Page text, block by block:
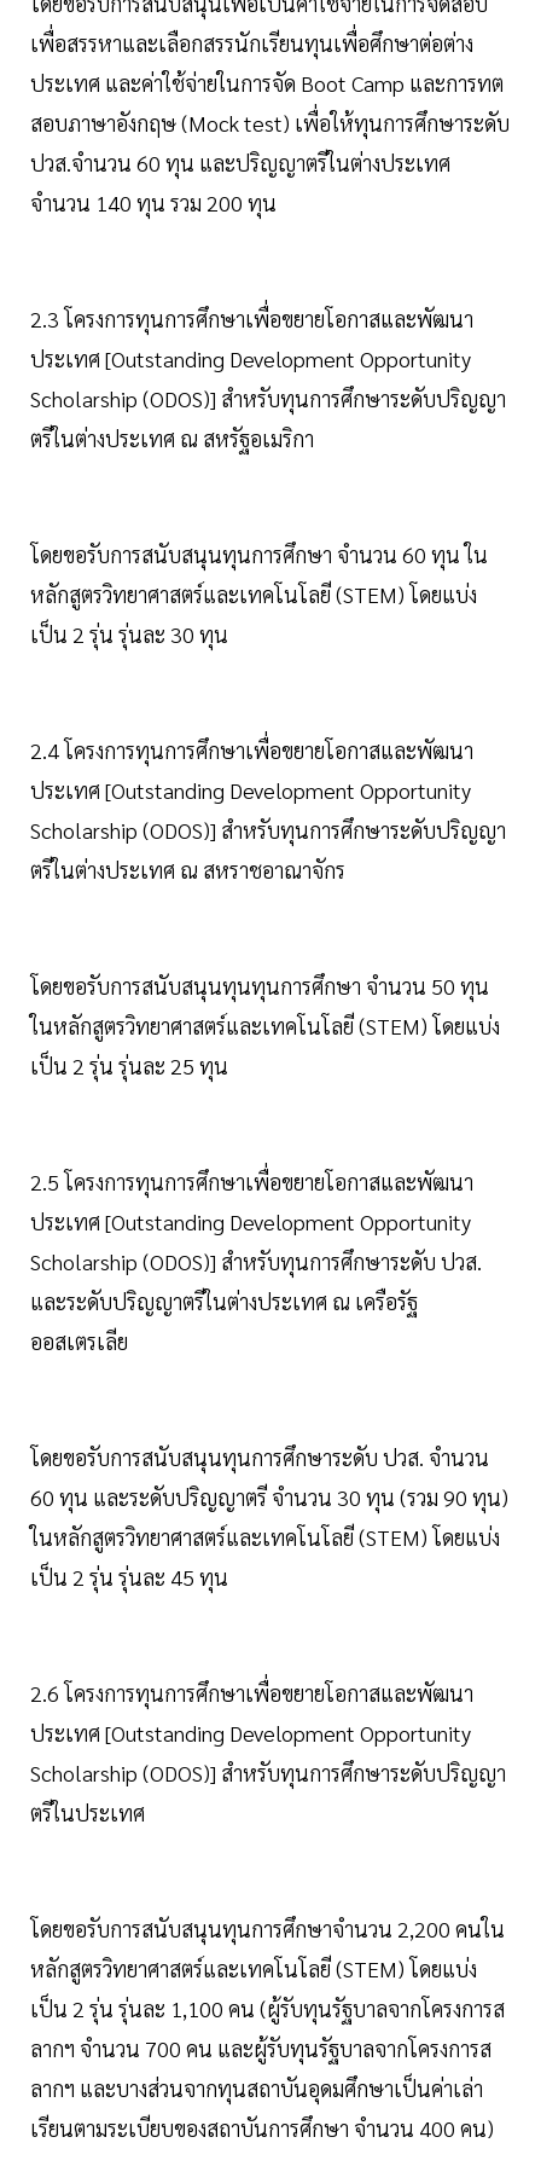
เพื่อสรรหาและเลือกสรรนักเรียนทุนเพื่อศึกษาต่อต่าง
ประเทศ และค่าใช้จ่ายในการจัด Boot Camp และการทต
สอบภาษาอังกฤษ (Mock test) เพื่อให้ทุนการศึกษาระดับ
ปวส.จำนวน 60 ทุน และปริญญาตรีในต่างประเทศ
จำนวน 140 ทุน รวม 200 ทุน
2.3 โครงการทุนการศึกษาเพื่อขยายโอกาสและพัฒนา
ประเทศ [Outstanding Development Opportunity
Scholarship (ODOS)] สำหรับทุนการศึกษาระดับปริญญา
ตรีในต่างประเทศ ณ สหรัฐอเมริกา
โดยขอรับการสนับสนุนทุนการศึกษา จำนวน 60 ทุน ใน
หลักสูตรวิทยาศาสตร์และเทคโนโลยี (STEM) โดยแบ่ง
เป็น 2 รุ่น รุ่นละ 30 ทุน
2.4 โครงการทุนการศึกษาเพื่อขยายโอกาสและพัฒนา
ประเทศ [Outstanding Development Opportunity
Scholarship (ODOS)] สำหรับทุนการศึกษาระดับปริญญา
ตรีในต่างประเทศ ณ สหราชอาณาจักร
โดยขอรับการสนับสนุนทุนทุนการศึกษา จำนวน 50 ทุน
ในหลักสูตรวิทยาศาสตร์และเทคโนโลยี (STEM) โดยแบ่ง
เป็น 2 รุ่น รุ่นละ 25 ทุน
2.5 โครงการทุนการศึกษาเพื่อขยายโอกาสและพัฒนา
ประเทศ [Outstanding Development Opportunity
Scholarship (ODOS)] สำหรับทุนการศึกษาระดับ ปวส.
และระดับปริญญาตรีในต่างประเทศ ณ เครือรัฐ
ออสเตรเลีย
โดยขอรับการสนับสนุนทุนการศึกษาระดับ ปวส. จำนวน
60 ทุน และระดับปริญญาตรี จำนวน 30 ทุน (รวม 90 ทุน)
ในหลักสูตรวิทยาศาสตร์และเทคโนโลยี (STEM) โดยแบ่ง
เป็น 2 รุ่น รุ่นละ 45 ทุน
2.6 โครงการทุนการศึกษาเพื่อขยายโอกาสและพัฒนา
ประเทศ [Outstanding Development Opportunity
Scholarship (ODOS)] สำหรับทุนการศึกษาระดับปริญญา
ตรีในประเทศ
โดยขอรับการสนับสนุนทุนการศึกษาจำนวน 2,200 คนใน
หลักสูตรวิทยาศาสตร์และเทคโนโลยี (STEM) โดยแบ่ง
เป็น 2 รุ่น รุ่นละ 1,100 คน (ผู้รับทุนรัฐบาลจากโครงการส
ลากฯ จำนวน 700 คน และผู้รับทุนรัฐบาลจากโครงการส
ลากฯ และบางส่วนจากทุนสถาบันอุดมศึกษาเป็นค่าเล่า
เรียนตามระเบียบของสถาบันการศึกษา จำนวน 400 คน)